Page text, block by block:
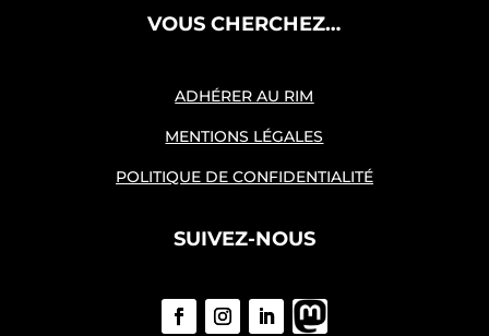
VOUS CHERCHEZ…
ADHÉRER AU RIM
MENTIONS LÉGALES
POLITIQUE DE CONFIDENTIALITÉ
SUIVEZ-NOUS